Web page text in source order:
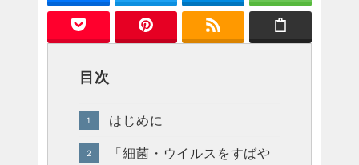
目次
はじめに
「細菌・ウイルスをすばや